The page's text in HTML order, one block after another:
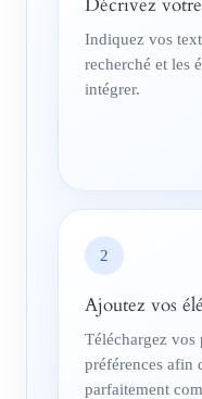
Décrivez
Indiquez vos
recherché et les
intégrer.
2
Ajoutez vos
Téléchargez vos
préférences afin
parfaitement